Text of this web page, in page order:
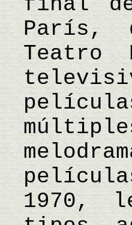
París,
Teatro
1970,